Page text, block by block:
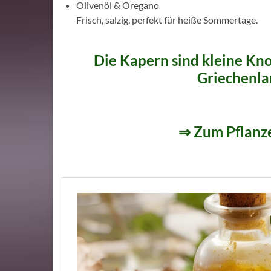
Olivenöl & Oregano
Frisch, salzig, perfekt für heiße Sommertage.
Die Kapern sind kleine
⇒ Zum